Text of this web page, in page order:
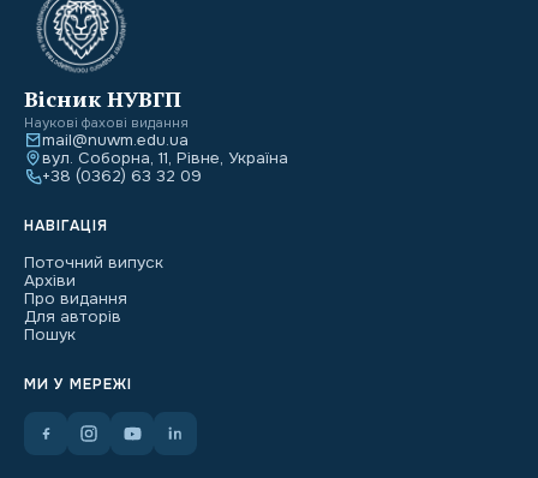
Вісник НУВГП
Наукові фахові видання
mail@nuwm.edu.ua
вул. Соборна, 11, Рівне, Україна
+38 (0362) 63 32 09
НАВІГАЦІЯ
Поточний випуск
Архіви
Про видання
Для авторів
Пошук
МИ У МЕРЕЖІ